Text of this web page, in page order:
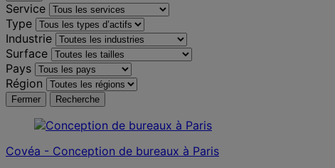
Service
Type
Industrie
Surface
Pays
Région
Fermer Recherche
Covéa - Conception de bureaux à Paris